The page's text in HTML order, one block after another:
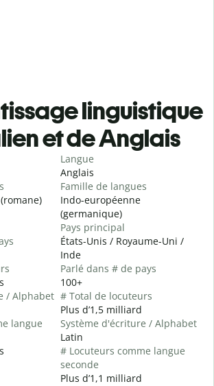
linguistique
et de Anglais
/ Alphabet
langue
Langue
Anglais
Famille de langues
Indo-européenne
(germanique)
Pays principal
États-Unis / Royaume-Uni /
Inde
Parlé dans # de pays
100+
# Total de locuteurs
Plus d’1,5 milliard
Système d'écriture / Alphabet
Latin
# Locuteurs comme langue
seconde
Plus d’1,1 milliard